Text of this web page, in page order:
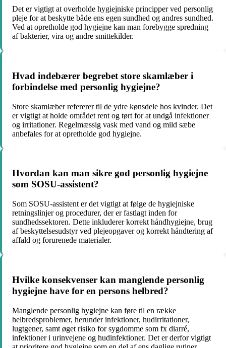
Det er vigtigt at overholde hygiejniske principper ved personlig
pleje for at beskytte både ens egen sundhed og andres sundhed.
Ved at opretholde god hygiejne kan man forebygge spredning
af bakterier, vira og andre smittekilder.
Hvad indebærer begrebet store skamlæber i
forbindelse med personlig hygiejne?
Store skamlæber refererer til de ydre kønsdele hos kvinder. Det
er vigtigt at holde området rent og tørt for at undgå infektioner
og irritationer. Regelmæssig vask med vand og mild sæbe
anbefales for at opretholde god hygiejne.
Hvordan kan man sikre god personlig hygiejne
som SOSU-assistent?
Som SOSU-assistent er det vigtigt at følge de hygiejniske
retningslinjer og procedurer, der er fastlagt inden for
sundhedssektoren. Dette inkluderer korrekt håndhygiejne, brug
af beskyttelsesudstyr ved plejeopgaver og korrekt håndtering af
affald og forurenede materialer.
Hvilke konsekvenser kan manglende personlig
hygiejne have for en persons helbred?
Manglende personlig hygiejne kan føre til en række
helbredsproblemer, herunder infektioner, hudirritationer,
lugtgener, samt øget risiko for sygdomme som fx diarré,
infektioner i urinvejene og hudinfektioner. Det er derfor vigtigt